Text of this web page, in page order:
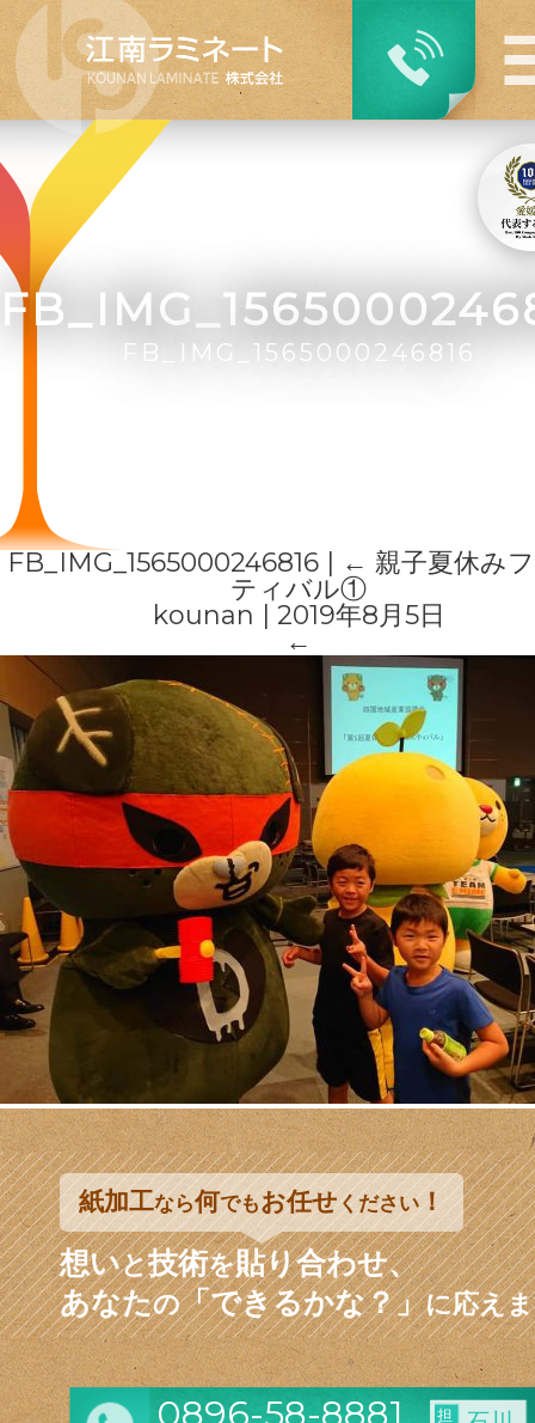
FB_IMG_1565000246816 ← 親子夏休み
ティバル①
kounan
2019年8月5日
←
紙加工なら何でもお任せください！
想いと技術を貼り合わせ、
あなたの「できるかな？」に応え
0896-58-8881
担